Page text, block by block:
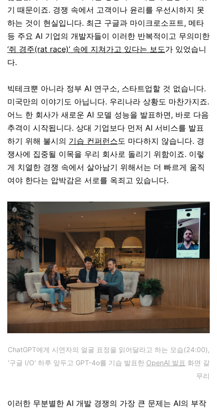
기 때문이죠. 경쟁 속에서 고객이나 윤리를 우선시하지 못
하는 것이 현실입니다. 최근 구글과 마이크로소프트, 메타
등 주요 AI 기업의 개발자들이 이러한 반복적이고 무의미한
‘쥐 경주(rat race)’ 속에 지쳐가고 있다는 보도가 있었습니
다.
빅테크뿐 아니라 정부 AI 연구소, 스타트업할 것 없습니다.
미국만의 이야기도 아닙니다. 우리나라 상황도 마찬가지죠.
어느 한 회사가 새로운 AI 모델 성능을 발표하면, 바로 다음
추격이 시작됩니다. 상대 기업보다 먼저 AI 서비스를 발표
하기 위해 불시의 기습 컨퍼런스도 마다하지 않습니다. 경
쟁사에 집중될 이목을 우리 회사로 돌리기 위함이죠. 이렇
게 치열한 경쟁 속에서 살아남기 위해서는 더 빠르게 움직
여야 한다는 압박감은 서로를 옥죄고 있습니다.
ChatGPT에게 시연자의 얼굴 표정을 읽어달라고 하는 모습(24:00),
'구글 I/O' 하루 앞두고 GPT-4o를 기습 발표한 OpenAI 발표 화면 갈
무리
이러한 무분별한 AI 개발 경쟁의 가장 큰 문제는 AI의 부작